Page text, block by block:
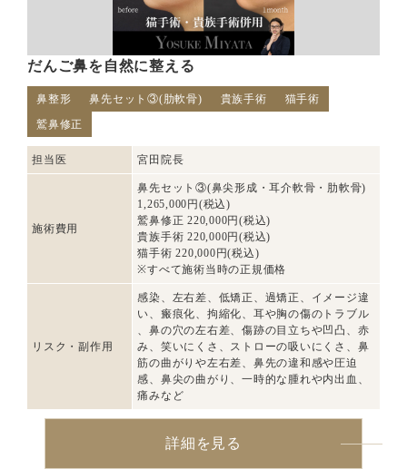
だんご鼻を自然に整える
鼻整形 鼻先セット③(肋軟骨) 貴族手術
猫手術
鷲鼻修正
担当医 宮田院長
施術費用
鼻先セット③(鼻尖形成・耳介軟骨・肋軟骨)
1,265,000円(税込)
鷲鼻修正 220,000円(税込)
貴族手術 220,000円(税込)
猫手術 220,000円(税込)
※すべて施術当時の正規価格
リスク・副作用
感染、左右差、低矯正、過矯正、イメージ違
い、瘢痕化、拘縮化、耳や胸の傷のトラブル
、鼻の穴の左右差、傷跡の目立ちや凹凸、赤
み、笑いにくさ、ストローの吸いにくさ、鼻
筋の曲がりや左右差、鼻先の違和感や圧迫
感、鼻尖の曲がり、一時的な腫れや内出血、
痛みなど
詳細を見る